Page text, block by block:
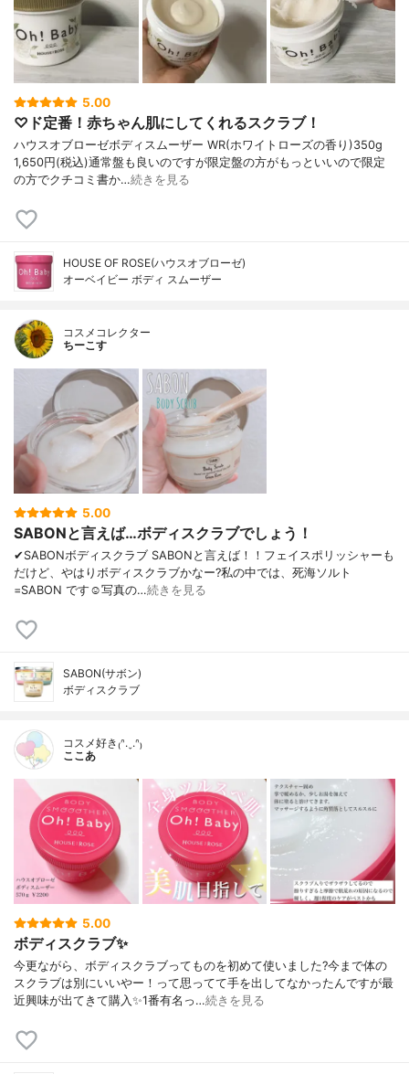
5.00
♡ド定番！赤ちゃん肌にしてくれるスクラブ！
ハウスオブローゼボディスムーザー WR(ホワイトローズの香り)350g
1,650円(税込)通常盤も良いのですが限定盤の方がもっといいので限定
の方でクチコミ書か…続きを見る
HOUSE OF ROSE(ハウスオブローゼ)
オーベイビー ボディ スムーザー
コスメコレクター
ちーこす
5.00
SABONと言えば…ボディスクラブでしょう！
✔︎SABONボディスクラブ SABONと言えば！！フェイスポリッシャーも
だけど、やはりボディスクラブかなー?私の中では、死海ソルト
=SABON です☺️写真の…続きを見る
SABON(サボン)
ボディスクラブ
コスメ好き₍ᐢ.ˬ.ᐢ₎
ここあ
5.00
ボディスクラブ✨
今更ながら、ボディスクラブってものを初めて使いました?今まで体の
スクラブは別にいいやー！って思ってて手を出してなかったんですが最
近興味が出てきて購入✨1番有名っ…続きを見る